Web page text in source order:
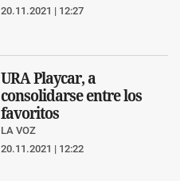
20.11.2021 | 12:27
URA Playcar, a
consolidarse entre los
favoritos
LA VOZ
20.11.2021 | 12:22